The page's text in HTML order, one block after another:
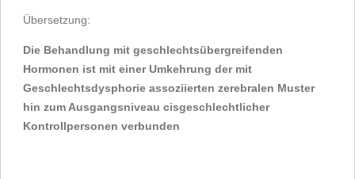
Übersetzung:
Die Behandlung mit geschlechtsübergreifenden
Hormonen ist mit einer Umkehrung der mit
Geschlechtsdysphorie assoziierten zerebralen Muster
hin zum Ausgangsniveau cisgeschlechtlicher
Kontrollpersonen verbunden